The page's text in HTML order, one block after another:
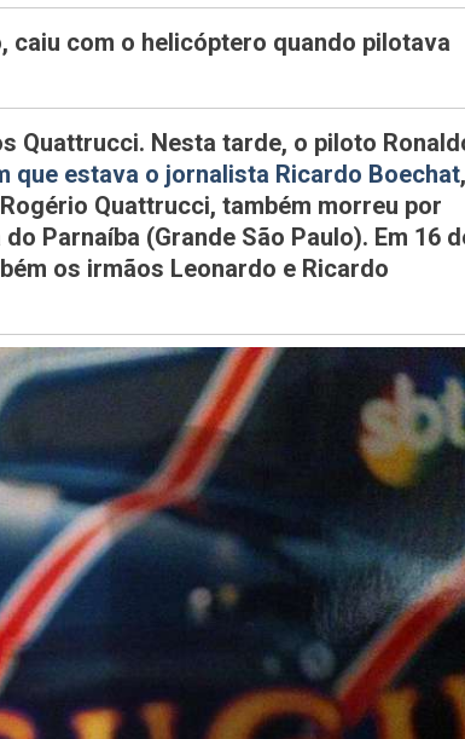
caiu com o helicóptero quando pilotava
Quattrucci. Nesta tarde, o piloto
que estava o jornalista Ricardo Boechat,
Quattrucci, também morreu por
Parnaíba (Grande São Paulo). Em 16
os irmãos Leonardo e Ricardo